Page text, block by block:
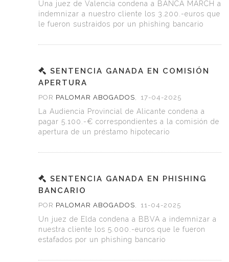
Una juez de Valencia condena a BANCA MARCH a
indemnizar a nuestro cliente los 3.200.-euros que
le fueron sustraidos por un phishing bancario
SENTENCIA GANADA EN COMISIÓN
APERTURA
POR PALOMAR ABOGADOS, 17-04-2025
La Audiencia Provincial de Alicante condena a
pagar 5.100.-€ correspondientes a la comisión de
apertura de un préstamo hipotecario
SENTENCIA GANADA EN PHISHING
BANCARIO
POR PALOMAR ABOGADOS, 11-04-2025
Un juez de Elda condena a BBVA a indemnizar a
nuestra cliente los 5.000.-euros que le fueron
estafados por un phishing bancario